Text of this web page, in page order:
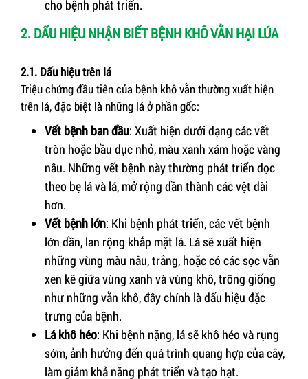
cho bệnh phát triển.
2. DẤU HIỆU NHẬN BIẾT BỆNH KHÔ VẰN HẠI LÚA
2.1. Dấu hiệu trên lá
Triệu chứng đầu tiên của bệnh khô vằn thường xuất hiện
trên lá, đặc biệt là những lá ở phần gốc:
Vết bệnh ban đầu: Xuất hiện dưới dạng các vết
tròn hoặc bầu dục nhỏ, màu xanh xám hoặc vàng
nâu. Những vết bệnh này thường phát triển dọc
theo bẹ lá và lá, mở rộng dần thành các vệt dài
hơn.
Vết bệnh lớn: Khi bệnh phát triển, các vết bệnh
lớn dần, lan rộng khắp mặt lá. Lá sẽ xuất hiện
những vùng màu nâu, trắng, hoặc có các sọc vằn
xen kẽ giữa vùng xanh và vùng khô, trông giống
như những vằn khô, đây chính là dấu hiệu đặc
trưng của bệnh.
Lá khô héo: Khi bệnh nặng, lá sẽ khô héo và rụng
sớm, ảnh hưởng đến quá trình quang hợp của cây,
làm giảm khả năng phát triển và tạo hạt.